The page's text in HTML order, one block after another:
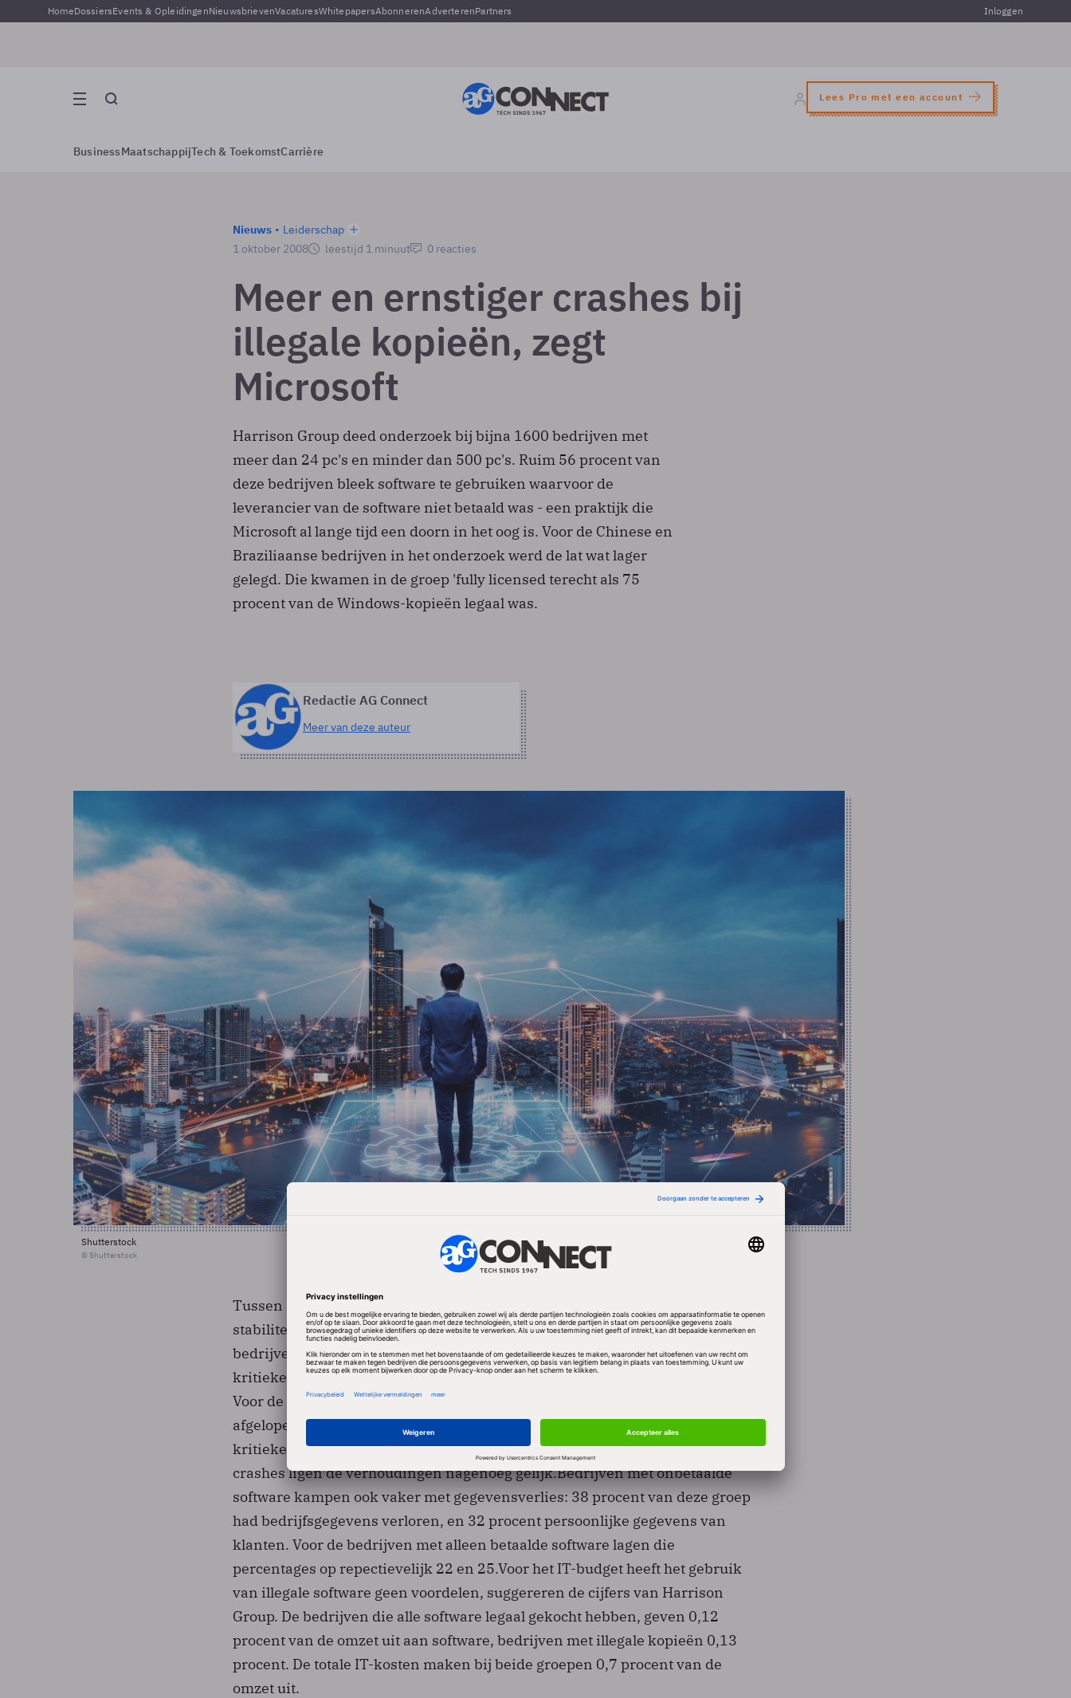
HomeDossiersEvents & OpleidingenNieuwsbrievenVacaturesWhitepapersAbonnerenAdverterenPartners Inloggen
Lees Pro met een account
BusinessMaatschappijTech & ToekomstCarrière
Nieuws
Leiderschap
1 oktober 2008
leestijd 1 minuut 0 reacties
Meer en ernstiger crashes bij
illegale kopieën, zegt
Microsoft
Harrison Group deed onderzoek bij bijna 1600 bedrijven met
meer dan 24 pc's en minder dan 500 pc's. Ruim 56 procent van
deze bedrijven bleek software te gebruiken waarvoor de
leverancier van de software niet betaald was - een praktijk die
Microsoft al lange tijd een doorn in het oog is. Voor de Chinese en
Braziliaanse bedrijven in het onderzoek werd de lat wat lager
gelegd. Die kwamen in de groep 'fully licensed terecht als 75
procent van de Windows-kopieën legaal was.
Redactie AG Connect
Meer van deze auteur
Shutterstock
© Shutterstock
Tussen de twee groepen bedrijven bleek een opmerkelijk verschil in
stabiliteit van de systemen te bestaan, constateert Harrison Group. Van de
bedrijven met illegale kopieën had 43 procent te maken gehad met een
kritieke crash, waarbij de systemen meer dan een dag uit de lucht waren.
Voor de bedrijven met alleen legale kopieën was dat 30 procent. Het
afgelopen jaar hadden de bedrijven met alleen legale kopieën gemiddeld 0,7
kritieke crashes, tegen 1,2 voor bedrijven met illegale kopieën. Bij kleienre
crashes ligen de verhoudingen nagenoeg gelijk.Bedrijven met onbetaalde
software kampen ook vaker met gegevensverlies: 38 procent van deze groep
had bedrijfsgegevens verloren, en 32 procent persoonlijke gegevens van
klanten. Voor de bedrijven met alleen betaalde software lagen die
percentages op repectievelijk 22 en 25.Voor het IT-budget heeft het gebruik
van illegale software geen voordelen, suggereren de cijfers van Harrison
Group. De bedrijven die alle software legaal gekocht hebben, geven 0,12
procent van de omzet uit aan software, bedrijven met illegale kopieën 0,13
procent. De totale IT-kosten maken bij beide groepen 0,7 procent van de
omzet uit.